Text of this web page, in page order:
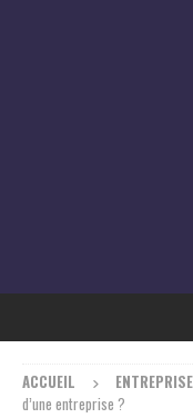
ACCUEIL ENTREPRISE
d’une entreprise ?